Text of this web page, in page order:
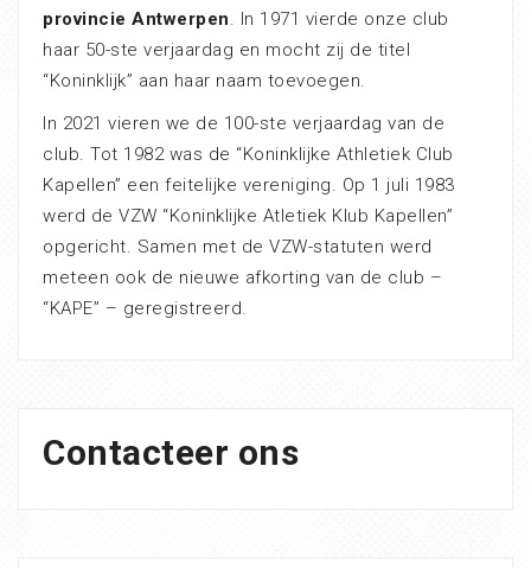
provincie Antwerpen. In 1971 vierde onze club
haar 50-ste verjaardag en mocht zij de titel
“Koninklijk” aan haar naam toevoegen.
In 2021 vieren we de 100-ste verjaardag van de
club. Tot 1982 was de “Koninklijke Athletiek Club
Kapellen” een feitelijke vereniging. Op 1 juli 1983
werd de VZW “Koninklijke Atletiek Klub Kapellen”
opgericht. Samen met de VZW-statuten werd
meteen ook de nieuwe afkorting van de club –
“KAPE” – geregistreerd.
Contacteer ons